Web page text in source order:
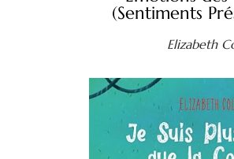
(Sentiments
Elizabeth